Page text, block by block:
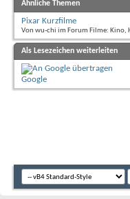
Ähnliche Themen
Pixar Kurzfilme
Von wu-chi im Forum Filme:
Als Lesezeichen weiterleiten
Google